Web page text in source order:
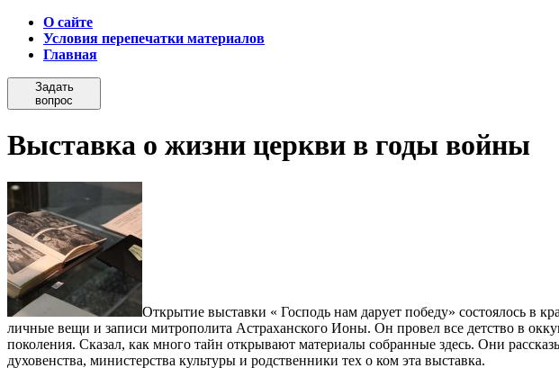
О сайте
Условия перепечатки материалов
Главная
Задать
вопрос
Выставка о жизни церкви в годы войны
Открытие выставки « Господь нам дарует победу» состоялось в
личные вещи и записи митрополита Астраханского Ионы. Он провел все детство в
поколения. Сказал, как много тайн открывают материалы собранные здесь. Они
духовенства, министерства культуры и родственники тех о ком эта выставка.